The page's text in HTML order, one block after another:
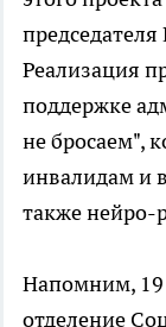
Реализация
поддержке
не бросаем",
инвалидам и
также нейро-
Напомним, 19
отделение